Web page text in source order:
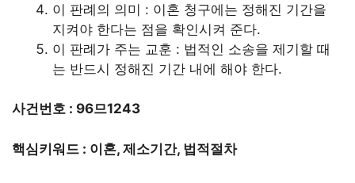
이 판례의 의미 : 이혼 청구에는 정해진 기간을
지켜야 한다는 점을 확인시켜 준다.
이 판례가 주는 교훈 : 법적인 소송을 제기할 때
는 반드시 정해진 기간 내에 해야 한다.
사건번호 : 96므1243
핵심키워드 : 이혼, 제소기간, 법적절차